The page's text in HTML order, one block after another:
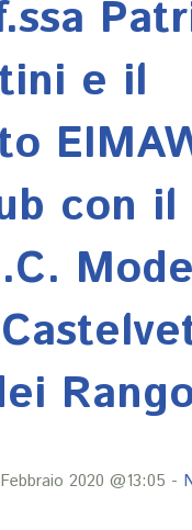
e il
con il
2020 @13:05 -